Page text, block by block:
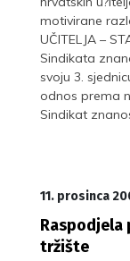
motivirane
UČITELJA –
Sindikata
svoju 3.
odnos prema
Sindikat
11. prosinca
Raspodjela
tržište